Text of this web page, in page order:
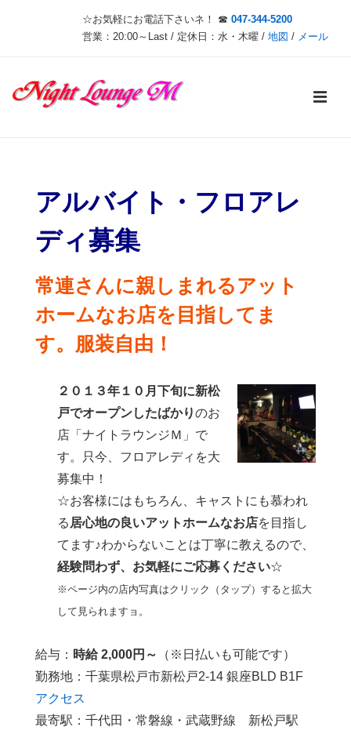
☆お気軽にお電話下さいネ！ ☎ 047-344-5200
営業：20:00～Last / 定休日：水・木曜 / 地図 / メール
メ
アルバイト・フロアレ
ディ募集
常連さんに親しまれるアット
ホームなお店を目指してま
す。服装自由！
２０１３年１０月下旬に新松
戸でオープンしたばかりのお
店「ナイトラウンジＭ」で
す。只今、フロアレディを大
募集中！
☆お客様にはもちろん、キャストにも慕われ
る 居心地の良いアットホームなお店を目指し
てます♪わからないことは丁寧に教えるので、
経験問わず、お気軽にご応募ください☆
※ページ内の店内写真はクリック（タップ）すると拡大
して見られますョ。
給与： 時給 2,000円～
（※日払いも可能です）
勤務地：千葉県松戸市新松戸2-14 銀座BLD B1F
アクセス
最寄駅：千代田・常磐線・武蔵野線 新松戸駅